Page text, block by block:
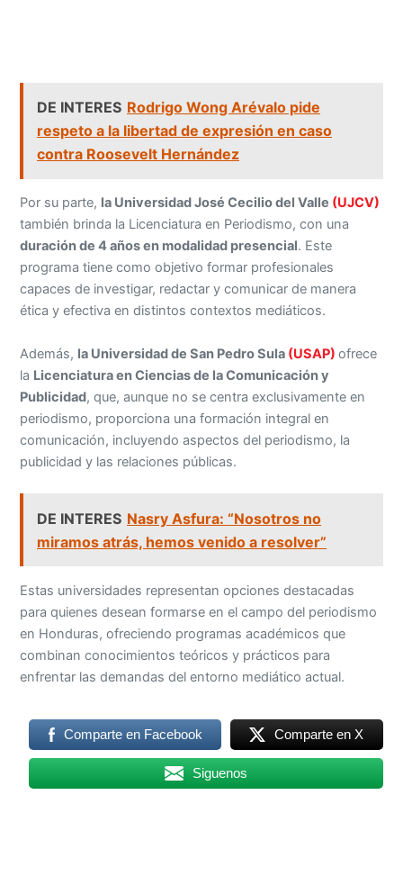
DE INTERES Rodrigo Wong Arévalo pide
respeto a la libertad de expresión en caso
contra Roosevelt Hernández
Por su parte, la Universidad José Cecilio del Valle (UJCV)
también brinda la Licenciatura en Periodismo, con una
duración de 4 años en modalidad presencial. Este
programa tiene como objetivo formar profesionales
capaces de investigar, redactar y comunicar de manera
ética y efectiva en distintos contextos mediáticos.
Además, la Universidad de San Pedro Sula (USAP)ofrece
la Licenciatura en Ciencias de la Comunicación y
Publicidad, que, aunque no se centra exclusivamente en
periodismo, proporciona una formación integral en
comunicación, incluyendo aspectos del periodismo, la
publicidad y las relaciones públicas.
DE INTERES Nasry Asfura: “Nosotros no
miramos atrás, hemos venido a resolver”
Estas universidades representan opciones destacadas
para quienes desean formarse en el campo del periodismo
en Honduras, ofreciendo programas académicos que
combinan conocimientos teóricos y prácticos para
enfrentar las demandas del entorno mediático actual.
Comparte en Facebook Comparte en X
Siguenos